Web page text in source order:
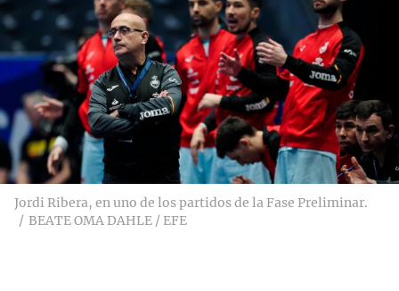
Jordi Ribera, en uno de los partidos de la Fase Preliminar.
BEATE OMA DAHLE / EFE